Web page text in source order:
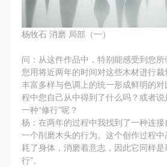
杨牧石 消磨 局部（一）
问：从这件作品中，特别能感受到您所
您用将近两年的时间对这些木材进行
丰富多样与色调上的统一形成鲜明的
程中您自己从中得到了什么吗？或者
一种“修行”呢？
杨：在两年的过程中我找到了一种连接
一个削磨木头的行为。这个创作过程
耗了身体，消磨着意志，因此它同样是
行”。
第五条
参加活动者在此次活动期间应主动
序、维护美术馆场地及展示、展览
衍生品的安全。活动中一旦因个人
地、空间、艺术品、衍生品等受到
破坏。活动中任何非事故当事人及
应的责任与损失，应由参与活动者
文、组织规定进行协商和赔偿。
任和经济责任。
第五条
参加活动者在此次活动期间应主动
序、维护美术馆场地及展示、展览
衍生品的安全。活动中一旦因个人
地、空间、艺术品、衍生品等受到
破坏。活动中任何非事故当事人及
应的责任与损失，应由参与活动者
文、组织规定进行协商和赔偿。
任和经济责任。
第五条
参加活动者在此次活动期间应主动
序、维护美术馆场地及展示、展览
衍生品的安全。活动中一旦因个人
地、空间、艺术品、衍生品等受到
破坏。活动中任何非事故当事人及
应的责任与损失，应由参与活动者
文、组织规定进行协商和赔偿。
任和经济责任。